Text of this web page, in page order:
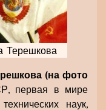
Терешкова
(на фото
первая в мире
наук,